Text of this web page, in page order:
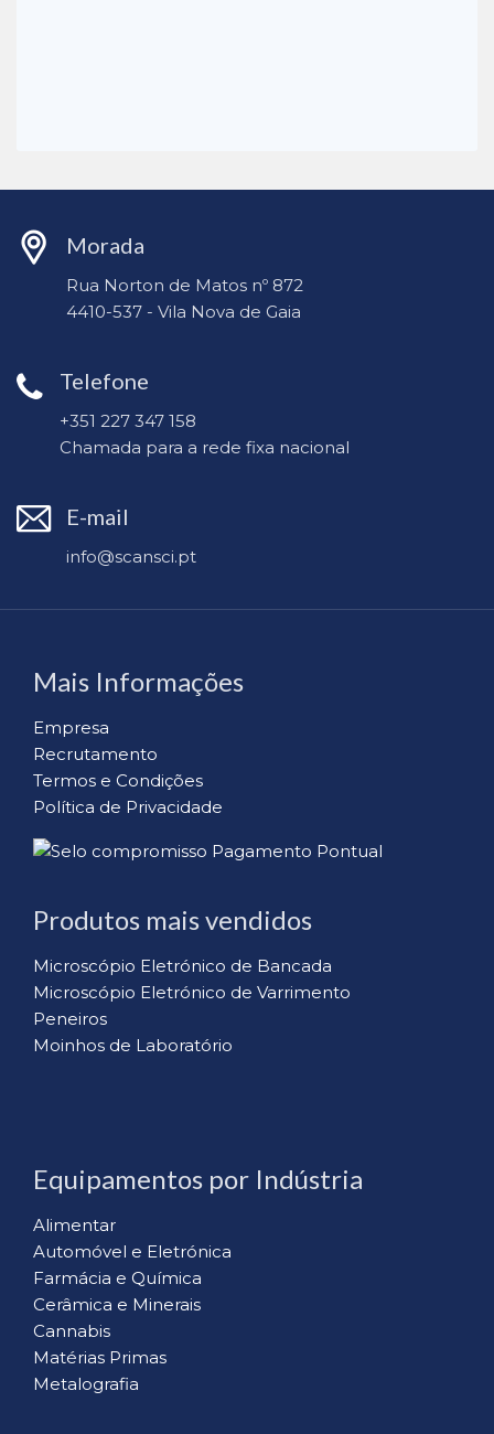
Morada
Rua Norton de Matos nº 872
4410-537 - Vila Nova de Gaia
Telefone
+351 227 347 158
Chamada para a rede fixa nacional
E-mail
info@scansci.pt
Mais Informações
Empresa
Recrutamento
Termos e Condições
Política de Privacidade
Produtos mais vendidos
Microscópio Eletrónico de Bancada
Microscópio Eletrónico de Varrimento
Peneiros
Moinhos de Laboratório
Equipamentos por Indústria
Alimentar
Automóvel e Eletrónica
Farmácia e Química
Cerâmica e Minerais
Cannabis
Matérias Primas
Metalografia